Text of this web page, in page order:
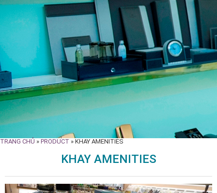
TRANG CHỦ » PRODUCT » KHAY AMENITIES
KHAY AMENITIES